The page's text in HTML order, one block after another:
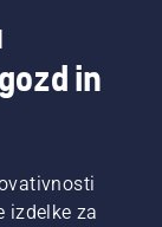
in
izdelke za